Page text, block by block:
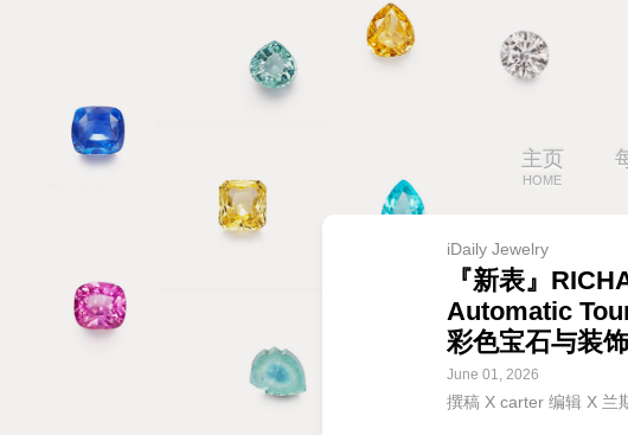
主页
HOME
iDaily Jewelry
『新表』
Automatic
彩色宝石与装
June 01, 2026
撰稿 X carter 编辑 X 兰